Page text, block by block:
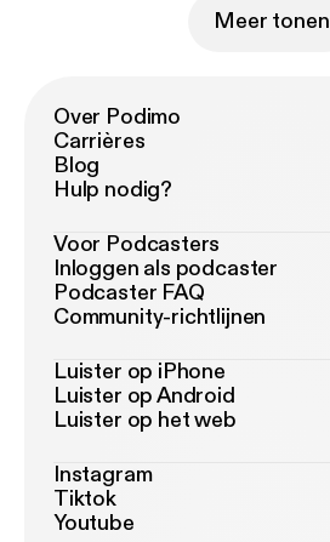
Meer tonen
Over Podimo
Carrières
Blog
Hulp nodig?
Voor Podcasters
Inloggen als podcaster
Podcaster FAQ
Community-richtlijnen
Luister op iPhone
Luister op Android
Luister op het web
Instagram
Tiktok
Youtube